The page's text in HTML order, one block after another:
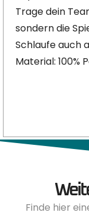
Trage dein
sondern die
Schlaufe auch
Material: 100%
Finde hier